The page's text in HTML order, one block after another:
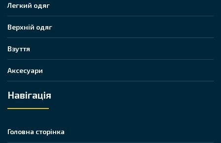
Легкий одяг
Верхній одяг
Взуття
Аксесуари
Навігація
Головна сторінка